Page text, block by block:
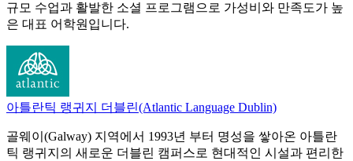
규모 수업과 활발한 소셜 프로그램으로 가성비와 만족도가 높
은 대표 어학원입니다.
아틀란틱 랭귀지 더블린(Atlantic Language Dublin)
골웨이(Galway) 지역에서 1993년 부터 명성을 쌓아온 아틀란
틱 랭귀지의 새로운 더블린 캠퍼스로 현대적인 시설과 편리한